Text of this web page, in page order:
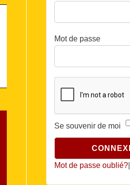
Mot de passe
Se souvenir de moi
Mot de passe oublié?